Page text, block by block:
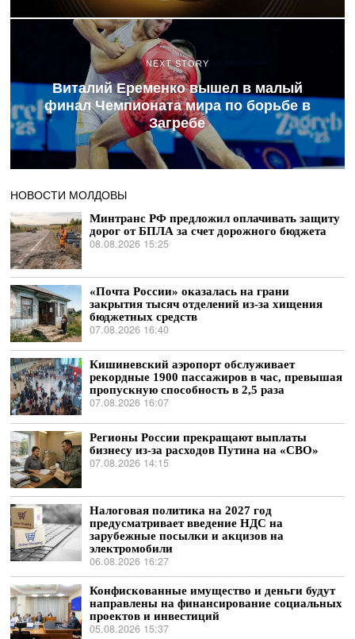
NEXT STORY
Виталий Еременко вышел в малый
финал Чемпионата мира по борьбе в
Загребе
НОВОСТИ МОЛДОВЫ
Минтранс РФ предложил оплачивать защиту
дорог от БПЛА за счет дорожного бюджета
08.08.2026 15:25
«Почта России» оказалась на грани
закрытия тысяч отделений из-за хищения
бюджетных средств
07.08.2026 16:40
Кишиневский аэропорт обслуживает
рекордные 1900 пассажиров в час, превышая
пропускную способность в 2,5 раза
07.08.2026 16:07
Регионы России прекращают выплаты
бизнесу из-за расходов Путина на «СВО»
07.08.2026 14:15
Налоговая политика на 2027 год
предусматривает введение НДС на
зарубежные посылки и акцизов на
электромобили
06.08.2026 16:27
Конфискованные имущество и деньги будут
направлены на финансирование социальных
проектов и инвестиций
05.08.2026 15:37